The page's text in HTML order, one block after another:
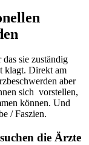
sie zuständig
klagt. Direkt am
aber
sich vorstellen,
können. Und
/ Faszien.
die Ärzte